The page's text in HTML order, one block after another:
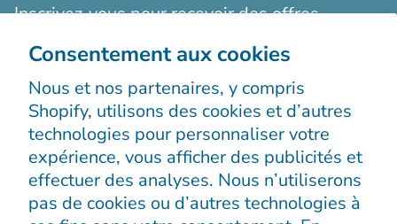
Consentement aux cookies
Nous et nos partenaires, y compris
Shopify, utilisons des cookies et d’autres
technologies pour personnaliser votre
expérience, vous afficher des publicités et
effectuer des analyses. Nous n’utiliserons
pas de cookies ou d’autres technologies à
Inscrivez-vous pour recevoir des offres
exclusives, des histoires originales, des
événements et bien plus encore.
S’enregistrer